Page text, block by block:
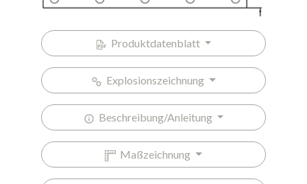
Produktdatenblatt
Explosionszeichnung
Beschreibung/Anleitung
Maßzeichnung